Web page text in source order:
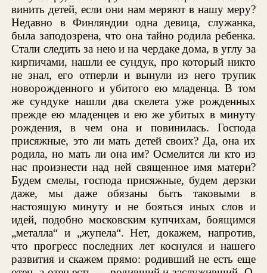
винить детей, если они нам меряют в нашу меру?
Недавно в Финляндии одна девица, служанка,
была заподозрена, что она тайно родила ребенка.
Стали следить за нею и на чердаке дома, в углу за
кирпичами, нашли ее сундук, про который никто
не знал, его отперли и вынули из него трупик
новорожденного и убитого ею младенца. В том
же сундуке нашли два скелета уже рожденных
прежде ею младенцев и ею же убитых в минуту
рождения, в чем она и повинилась. Господа
присяжные, это ли мать детей своих? Да, она их
родила, но мать ли она им? Осмелится ли кто из
нас произнести над ней священное имя матери?
Будем смелы, господа присяжные, будем дерзки
даже, мы даже обязаны быть таковыми в
настоящую минуту и не бояться иных слов и
идей, подобно московским купчихам, боящимся
„металла“ и „жупела“. Нет, докажем, напротив,
что прогресс последних лет коснулся и нашего
развития и скажем прямо: родивший не есть еще